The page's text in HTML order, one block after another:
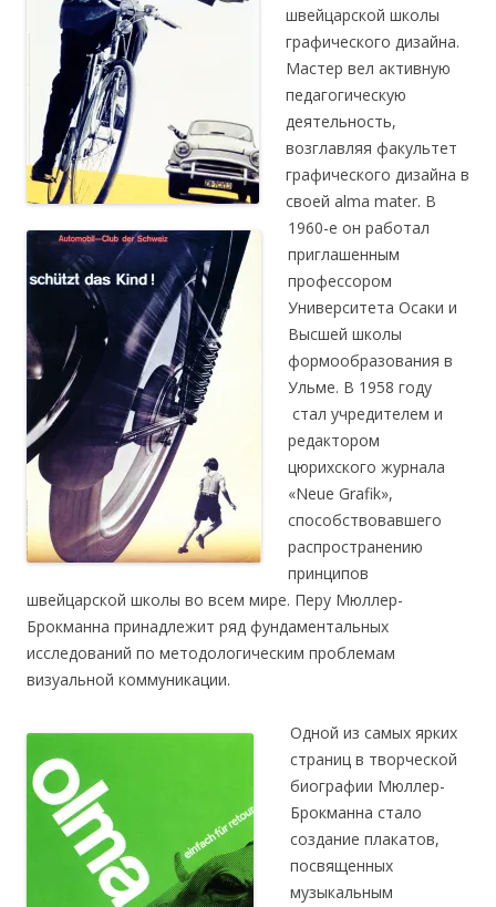
швейцарской школы
графического дизайна.
Мастер вел активную
педагогическую
деятельность,
возглавляя факультет
графического дизайна в
своей alma mater. В
1960-е он работал
приглашенным
профессором
Университета Осаки и
Высшей школы
формообразования в
Ульме. В 1958 году
стал учредителем и
редактором
цюрихского журнала
«Neue Grafik»,
способствовавшего
распространению
принципов
швейцарской школы во всем мире. Перу Мюллер-
Брокманна принадлежит ряд фундаментальных
исследований по методологическим проблемам
визуальной коммуникации.
Одной из самых ярких
страниц в творческой
биографии Мюллер-
Брокманна стало
создание плакатов,
посвященных
музыкальным